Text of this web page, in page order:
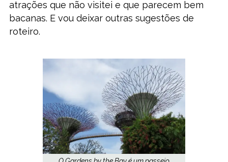
atrações que não visitei e que parecem bem
bacanas. E vou deixar outras sugestões de
roteiro.